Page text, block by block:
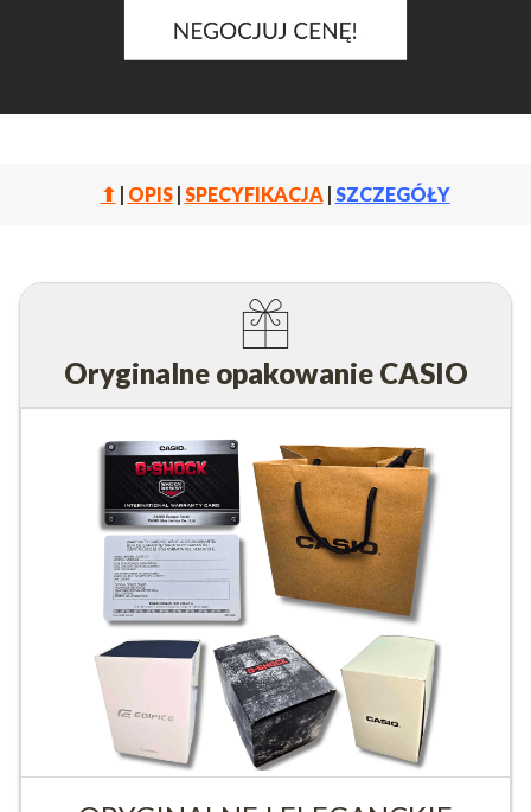
⬆ OPIS| SPECYFIKACJA| SZCZEGÓŁY
Oryginalne opakowanie CASIO